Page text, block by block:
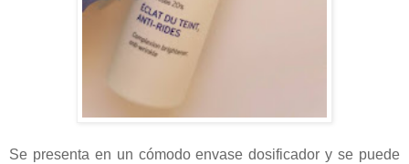
Se presenta en un cómodo envase dosificador y se puede